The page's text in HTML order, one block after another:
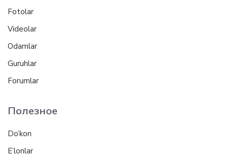
Fotolar
Videolar
Odamlar
Guruhlar
Forumlar
Полезное
Do’kon
E’lonlar